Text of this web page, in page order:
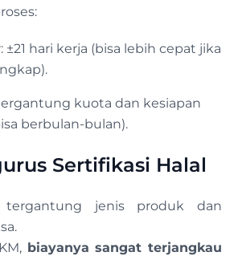
±21 hari kerja (bisa lebih cepat jika
kuota dan kesiapan
berbulan-bulan).
Sertifikasi Halal
tergantung jenis produk dan
biayanya sangat terjangkau